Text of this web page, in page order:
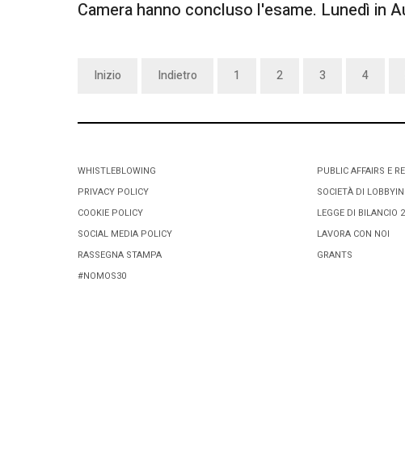
Camera hanno concluso l'esame. Lunedì in
Inizio Indietro 1 2 3 4
WHISTLEBLOWING
PRIVACY POLICY
COOKIE POLICY
SOCIAL MEDIA POLICY
RASSEGNA STAMPA
#NOMOS30
PUBLIC AFFAIRS E
SOCIETÀ DI
LEGGE DI BILANCIO
LAVORA CON NOI
GRANTS